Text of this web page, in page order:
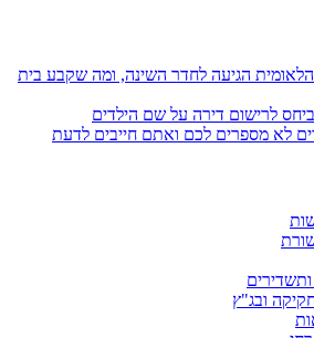
הגיעה לחדר השינה, ומה שקבע בית
לרישום דירה על שם הילדים
לא מספרים לכם ואתם חייבים לדעת
ובג"ץ